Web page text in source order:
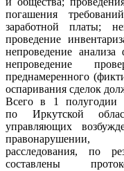
погашения
заработной платы;
проведение
непроведение анализа
непроведение
преднамеренного
оспаривания сделок
Всего в 1 полугодии
по Иркутской
управляющих
правонарушении,
расследования, по
составлены